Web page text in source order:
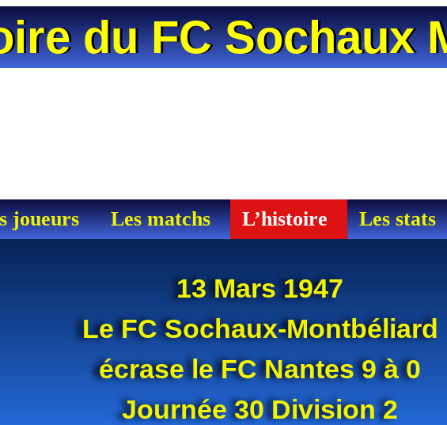
du FC Sochaux
joueurs Les matchs L’histoire Les stats
13 Mars 1947
Le FC Sochaux-Montbéliard
écrase le FC Nantes 9 à 0
Journée 30 Division 2